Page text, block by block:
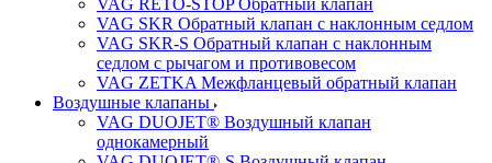
VAG RETO-STOP Обратный клапан
VAG SKR Обратный клапан с наклонным седлом
VAG SKR-S Обратный клапан с наклонным
седлом с рычагом и противовесом
VAG ZETKA Межфланцевый обратный клапан
Воздушные клапаны
VAG DUOJET® Воздушный клапан
однокамерный